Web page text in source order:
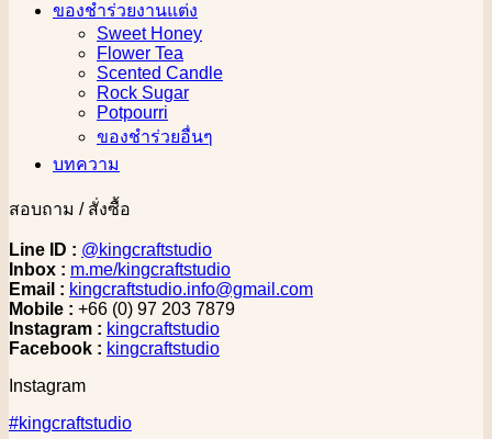
ของชำร่วยงานแต่ง
Sweet Honey
Flower Tea
Scented Candle
Rock Sugar
Potpourri
ของชำร่วยอื่นๆ
บทความ
สอบถาม / สั่งซื้อ
Line ID : @kingcraftstudio
Inbox : m.me/kingcraftstudio
Email : kingcraftstudio.info@gmail.com
Mobile : +66 (0) 97 203 7879
Instagram : kingcraftstudio
Facebook : kingcraftstudio
Instagram
#kingcraftstudio